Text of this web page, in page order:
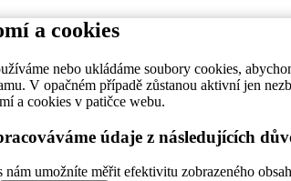
a cookies
nebo ukládáme soubory cookies,
V opačném případě zůstanou aktivní jen
a cookies v patičce webu.
údaje z následujících
umožníte měřit efektivitu zobrazeného